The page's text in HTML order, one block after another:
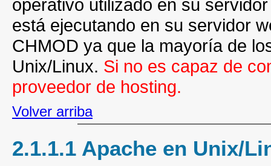
operativo utilizado en su
está ejecutando en su servidor
CHMOD ya que la mayoría de
Unix/Linux. Si no es capaz de
proveedor de hosting.
Volver arriba
2.1.1.1 Apache en Unix/